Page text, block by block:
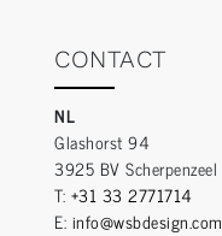
CONTACT
NL
Glashorst 94
3925 BV Scherpenzeel
T: +31 33 2771714
E: info@wsbdesign.com